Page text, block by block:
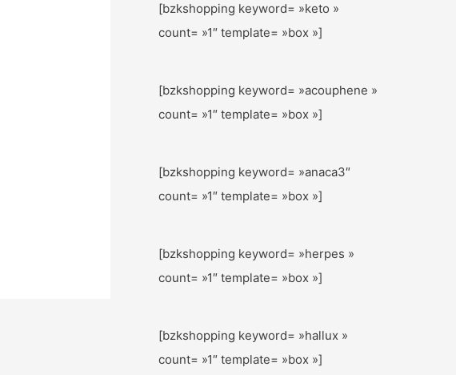
[bzkshopping keyword= »keto »
count= »1″ template= »box »]
[bzkshopping keyword= »acouphene »
count= »1″ template= »box »]
[bzkshopping keyword= »anaca3″
count= »1″ template= »box »]
[bzkshopping keyword= »herpes »
count= »1″ template= »box »]
[bzkshopping keyword= »hallux »
count= »1″ template= »box »]